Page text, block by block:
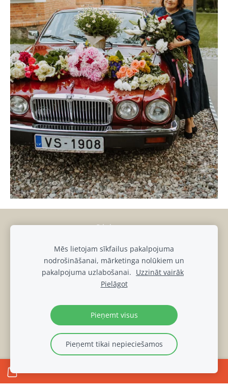
Sīkdatnes
muiza@luznava.lv
+37128686863,+37129390701
Pils iela 8, Lūznava, Lūznavas pagasts, Rēzeknes novads, LV-
4627
Lūznavas muižas DATU PRIVĀTUMA POLITIKA
Mēs lietojam sīkfailus pakalpojuma
nodrošināšanai, mārketinga nolūkiem un
pakalpojuma uzlabošanai. Uzzināt vairāk
Pielāgot
Pieņemt visus
Pieņemt tikai nepieciešamos